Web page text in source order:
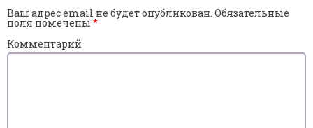
Ваш адрес email не будет опубликован. Обязательные
поля помечены *
Комментарий